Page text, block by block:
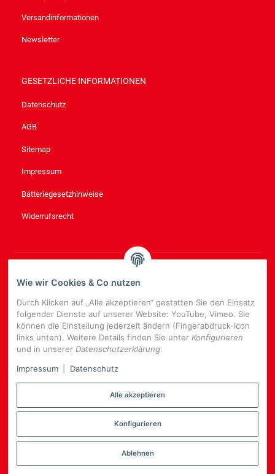
Versandinformationen
Newsletter
GESETZLICHE INFORMATIONEN
Datenschutz
AGB
Sitemap
Impressum
Batteriegesetzhinweise
Widerrufsrecht
NEWSLETTER ABONNIEREN
regelmäßig und jederzeit widerruflich Informationen zu Ihrem
Produktsortiment per E-Mail zu.
E-
Mail-
Adresse
NEWSLETTER
Wie wir Cookies & Co nutzen
Durch Klicken auf „Alle akzeptieren“ gestatten Sie den Einsatz
folgender Dienste auf unserer Website: YouTube, Vimeo. Sie
können die Einstellung jederzeit ändern (Fingerabdruck-Icon
links unten). Weitere Details finden Sie unter Konfigurieren
und in unserer Datenschutzerklärung.
Impressum
Datenschutz
Alle akzeptieren
Konfigurieren
Ablehnen